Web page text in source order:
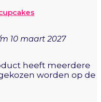
10 maart 2027
heeft meerdere
worden op de